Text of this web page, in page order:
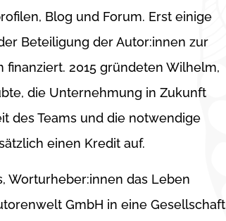
Blog und Forum. Erst einige
Beteiligung der Autor:innen zur
2015 gründeten Wilhelm,
die Unternehmung in Zukunft
des Teams und die notwendige
einen Kredit auf.
Worturheber:innen das Leben
GmbH in eine Gesellschaft